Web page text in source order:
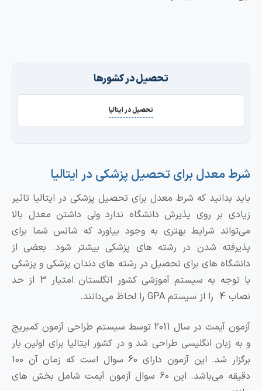
تحصیل در کشورها
تحصیل در ایتالیا
برای تحصیل پزشکی در ایتالیا
که شرط معدل برای تحصیل پزشکی در ایتالیا تاثیر
بر روی پذیرش دانشگاه ندارد ولی داشتن معدل بالا
شرایط بهتری به وجود بیاورد که شانس شما برای
شدن در رشته های پزشکی بیشتر شود. بعضی از
های برای تحصیل در رشته های دندان پزشکی و پزشکی
با توجه به سیستم آموزشی کشور انگلستان امتیار 3 از حد
آزمون آیمت در سال 2011 توسط سیستم طراحی آزمون کمبریج
انگلیسی طراحی شد و در کشور ایتالیا برای اولین بار
برگزار شد. این آزمون دارای 60 سوال است که زمان آن 100
دقیقه می‌باشد. این 60 سوال آزمون آیمت شامل بخش های